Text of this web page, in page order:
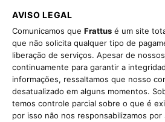
AVISO LEGAL
Comunicamos que Frattus é um site
que não solicita qualquer tipo de
liberação de serviços. Apesar de
continuamente para garantir a
informações, ressaltamos que nosso
desatualizado em alguns momentos.
temos controle parcial sobre o que é
por isso não nos responsabilizamos